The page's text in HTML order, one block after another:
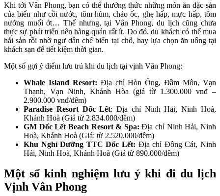
Khi tới Vân Phong, bạn có thể thưởng thức những món ăn đặc sản
của biển như cồi nước, tôm hùm, cháo ốc, ghẹ hấp, mực hấp, tôm
nướng muối ớt… Thế nhưng, tại Vân Phong, du lịch cũng chưa
thực sự phát triển nên hàng quán rất ít. Do đó, du khách có thể mua
hải sản rồi nhờ ngư dân chế biến tại chỗ, hay lựa chọn ăn uống tại
khách sạn để tiết kiệm thời gian.
Một số gợi ý điểm lưu trú khi du lịch tại vịnh Vân Phong:
Whale Island Resort: Địa chỉ Hòn Ông, Đầm Môn, Vạn
Thạnh, Vạn Ninh, Khánh Hòa (giá từ 1.300.000 vnđ –
2.900.000 vnđ/đêm)
Paradise Resort Dốc Lết: Địa chỉ Ninh Hải, Ninh Hoà,
Khánh Hoà (Giá từ 2.834.000/đêm)
GM Dốc Lết Beach Resort & Spa: Địa chỉ Ninh Hải, Ninh
Hoà, Khánh Hoà (Giá: từ 2.520.000/đêm)
Khu Nghỉ Dưỡng TTC Dốc Lết: Địa chỉ Đông Cát, Ninh
Hải, Ninh Hoà, Khánh Hoà (Giá từ 890.000/đêm)
Một số kinh nghiệm lưu ý khi đi du lịch
Vịnh Vân Phong